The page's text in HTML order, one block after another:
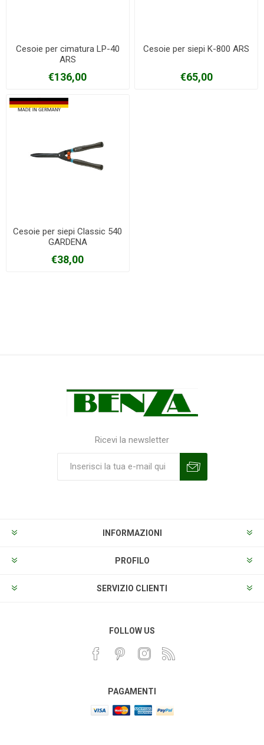
Cesoie per cimatura LP-40
ARS
€136,00
Cesoie per siepi K-800 ARS
€65,00
Cesoie per siepi Classic 540
GARDENA
€38,00
Ricevi la newsletter
INFORMAZIONI
PROFILO
SERVIZIO CLIENTI
FOLLOW US
PAGAMENTI